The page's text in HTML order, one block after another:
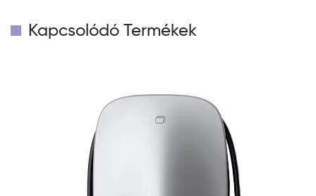
Kapcsolódó Termékek